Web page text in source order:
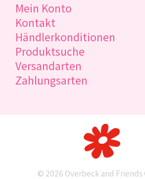
Mein Konto
Kontakt
Händlerkonditionen
Produktsuche
Versandarten
Zahlungsarten
© 2026 Overbeck and Friends